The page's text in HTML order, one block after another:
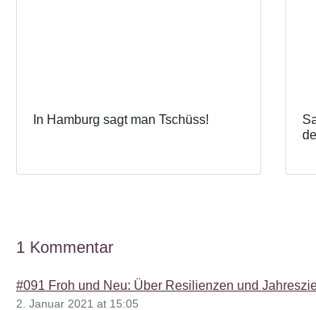
In Hamburg sagt man Tschüss!
1 Kommentar
#091 Froh und Neu: Über Resilienzen und
2. Januar 2021 at 15:05